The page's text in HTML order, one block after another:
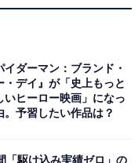
がみられました。
イダーマン：ブランド・
・デイ』が「史上もっと
いヒーロー映画」になっ
。予習したい作品は？
「駆け込み実績ゼロ」の